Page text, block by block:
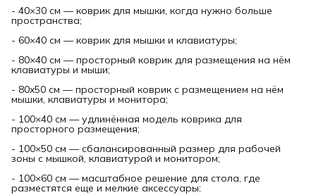
- 40×30 см — коврик для мышки, когда нужно больше
пространства;
- 60×40 см — коврик для мышки и клавиатуры;
- 80×40 см — просторный коврик для размещения на нём
клавиатуры и мыши;
- 80x50 см — просторный коврик с размещением на нём
мышки, клавиатуры и монитора;
- 100×40 см — удлинённая модель коврика для
просторного размещения;
- 100×50 см — сбалансированный размер для рабочей
зоны с мышкой, клавиатурой и монитором;
- 100×60 см — масштабное решение для стола, где
разместятся еще и мелкие аксессуары;